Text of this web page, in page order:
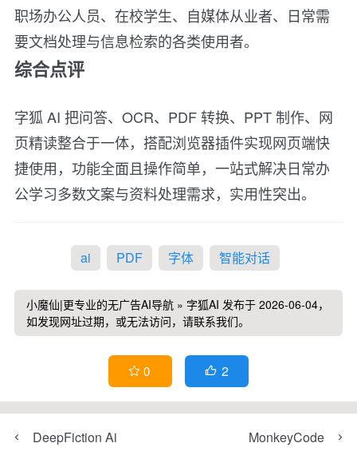
职场办公人员、在校学生、自媒体从业者、日常需
要文档处理与信息检索的各类使用者。
综合点评
字狐 AI 把问答、OCR、PDF 转换、PPT 制作、网
页精读整合于一体，搭配浏览器插件实现网页端快
捷使用，功能全面且操作简单，一站式解决日常办
公学习多数文案与资料处理需求，实用性突出。
ai PDF 字体 智能对话
小魔仙|更专业的无广告AI导航 » 字狐AI 发布于 2026-06-04，
如发现网址过期，或无法访问，请联系我们。
 0  2
DeepFiction Ai MonkeyCode